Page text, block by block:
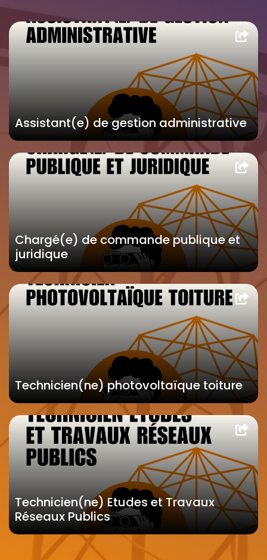
Assistant(e) de gestion administrative
Chargé(e) de commande publique et
juridique
Technicien(ne) photovoltaïque toiture
Technicien(ne) Etudes et Travaux
Réseaux Publics